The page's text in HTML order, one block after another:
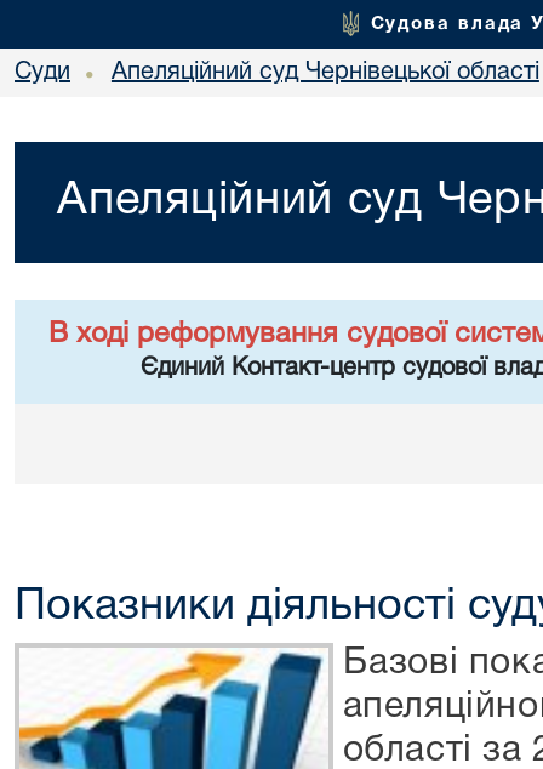
Судова влада
Суди • Апеляційний суд Чернівецької області
Апеляційний суд
В ході реформування судової
Єдиний Контакт-центр судової
Показники діяльності
Базові
області за